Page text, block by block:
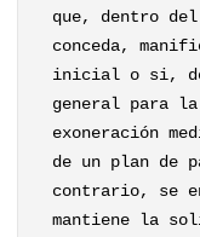
que, dentro
conceda,
inicial o si,
general para
exoneración
de un plan de
contrario, se
mantiene la